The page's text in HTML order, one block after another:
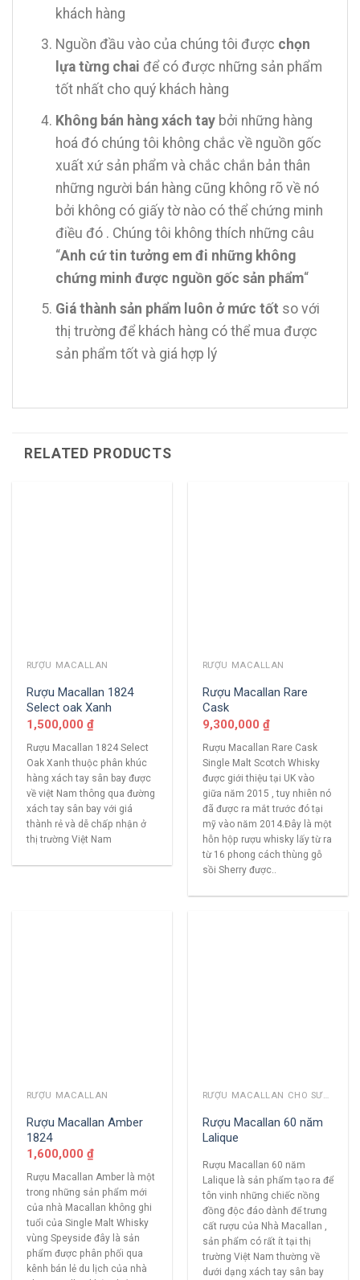
khách hàng
Nguồn đầu vào của chúng tôi được chọn
lựa từng chai để có được những sản phẩm
tốt nhất cho quý khách hàng
Không bán hàng xách taybởi những hàng
hoá đó chúng tôi không chắc về nguồn gốc
xuất xứ sản phẩm và chắc chắn bản thân
những người bán hàng cũng không rõ về nó
bởi không có giấy tờ nào có thể chứng minh
điều đó . Chúng tôi không thích những câu
“Anh cứ tin tưởng em đi những không
chứng minh được nguồn gốc sản phẩm“
Giá thành sản phẩm luôn ở mức tốt so với
thị trường để khách hàng có thể mua được
sản phẩm tốt và giá hợp lý
RELATED PRODUCTS
RƯỢU MACALLAN
Rượu Macallan 1824
Select oak Xanh
1,500,000 ₫
Rượu Macallan 1824 Select
Oak Xanh thuộc phân khúc
hàng xách tay sân bay được
về việt Nam thông qua đường
xách tay sân bay với giá
thành rẻ và dễ chấp nhận ở
thị trường Việt Nam
RƯỢU MACALLAN
Rượu Macallan Rare
Cask
9,300,000 ₫
Rượu Macallan Rare Cask
Single Malt Scotch Whisky
được giới thiệu tại UK vào
giữa năm 2015 , tuy nhiên nó
đã được ra mắt trước đó tại
mỹ vào năm 2014.Đây là một
hỗn hộp rượu whisky lấy từ ra
từ 16 phong cách thùng gỗ
sồi Sherry được..
RƯỢU MACALLAN
Rượu Macallan Amber
1824
1,600,000 ₫
Rượu Macallan Amber là một
trong những sản phẩm mới
của nhà Macallan không ghi
tuổi của Single Malt Whisky
vùng Speyside đây là sản
phẩm được phân phối qua
kênh bán lẻ du lịch của nhà
RƯỢU MACALLAN CHO SƯU TẦM
Rượu Macallan 60 năm
Lalique
Rượu Macallan 60 năm
Lalique là sản phẩm tạo ra để
tôn vinh những chiếc nồng
đồng độc đáo dành để trưng
cất rượu của Nhà Macallan ,
sản phẩm có rất ít tại thị
trường Việt Nam thường về
dưới dạng xách tay sân bay